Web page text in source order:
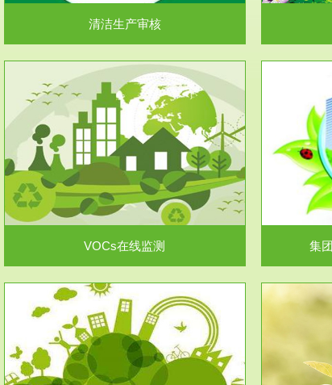
清洁生产审核
VOCs在线监测
服务范围
集团/企业级VOCs综合管控
进行VOCs管控，首先就要找到排放的源头，并
监测估算出排放量。企业...
集
服务范围
土壤修复